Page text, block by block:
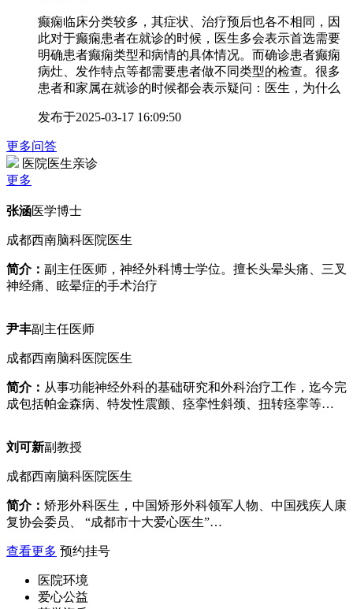
癫痫临床分类较多，其症状、治疗预后也各不相同，因
此对于癫痫患者在就诊的时候，医生多会表示首选需要
明确患者癫痫类型和病情的具体情况。而确诊患者癫痫
病灶、发作特点等都需要患者做不同类型的检查。很多
患者和家属在就诊的时候都会表示疑问：医生，为什么
发布于2025-03-17 16:09:50
更多问答
医院医生亲诊
更多
张涵医学博士
成都西南脑科医院医生
简介： 副主任医师，神经外科博士学位。擅长头晕头痛、三叉
神经痛、眩晕症的手术治疗
尹丰副主任医师
成都西南脑科医院医生
简介： 从事功能神经外科的基础研究和外科治疗工作，迄今完
成包括帕金森病、特发性震颤、痉挛性斜颈、扭转痉挛等…
刘可新副教授
成都西南脑科医院医生
简介： 矫形外科医生，中国矫形外科领军人物、中国残疾人康
复协会委员、 “成都市十大爱心医生”…
查看更多 预约挂号
医院环境
爱心公益